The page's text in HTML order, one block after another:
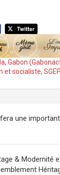
, Gabon
et socialiste,
une
& Modernité